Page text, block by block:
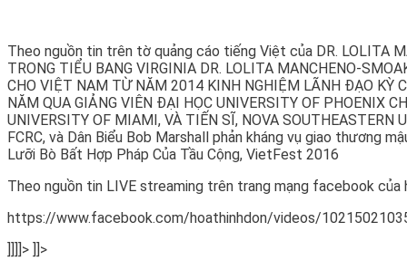
Theo nguồn tin trên tờ quảng cáo tiếng Việt của DR. LOLITA
TRONG TIỂU BANG VIRGINIA DR. LOLITA MANCHENO-
CHO VIỆT NAM TỪ NĂM 2014 KINH NGHIỆM LÃNH ĐẠO KỲ
NĂM QUA GIẢNG VIÊN ĐẠI HỌC UNIVERSITY OF PHOENIX
UNIVERSITY OF MIAMI, VÀ TIẾN SĨ, NOVA
FCRC, và Dân Biểu Bob Marshall phản kháng vụ giao thương
Lưỡi Bò Bất Hợp Pháp Của Tầu Cộng, VietFest 2016
Theo nguồn tin LIVE streaming trên trang mạng facebook của
https://www.facebook.com/hoathinhdon/videos/
]]]]> ]]>